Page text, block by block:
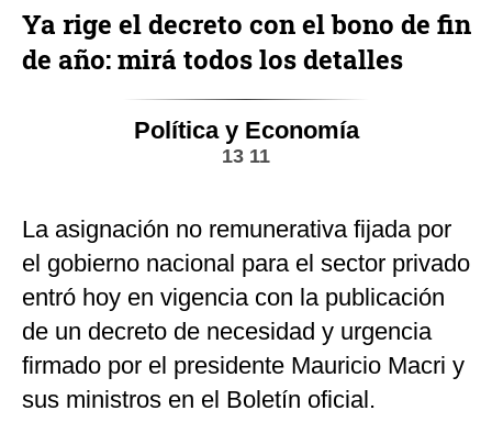
Ya rige el decreto con el bono de fin
de año: mirá todos los detalles
Política y Economía
13 11
La asignación no remunerativa fijada por
el gobierno nacional para el sector privado
entró hoy en vigencia con la publicación
de un decreto de necesidad y urgencia
firmado por el presidente Mauricio Macri y
sus ministros en el Boletín oficial.